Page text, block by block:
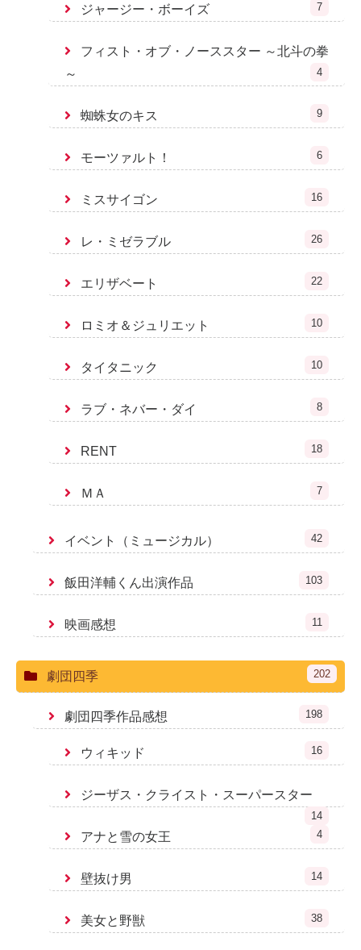
ジャージー・ボーイズ 7
フィスト・オブ・ノーススター ～北斗の拳
～
4
蜘蛛女のキス 9
モーツァルト！ 6
ミスサイゴン 16
レ・ミゼラブル 26
エリザベート 22
ロミオ＆ジュリエット 10
タイタニック 10
ラブ・ネバー・ダイ 8
RENT 18
ＭＡ 7
イベント（ミュージカル） 42
飯田洋輔くん出演作品 103
映画感想 11
劇団四季 202
劇団四季作品感想 198
ウィキッド 16
ジーザス・クライスト・スーパースター
14
アナと雪の女王 4
壁抜け男 14
美女と野獣 38